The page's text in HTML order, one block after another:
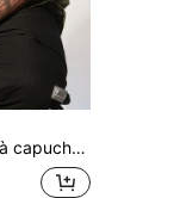
vacances, cadeaux pour la fête des pères